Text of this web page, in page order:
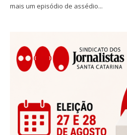
mais um episódio de assédio...